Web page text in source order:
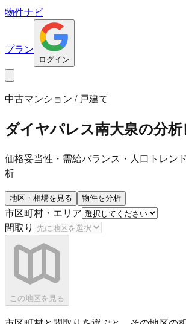
物件ナビ
プラン
ログイン
中古マンション / 戸建て
ダイヤパレス南大泉の分
価格妥当性・需給バランス・人口トレン
析
地区・相場を見る 物件を分析
市区町村・エリア
間取り
この地区を見る